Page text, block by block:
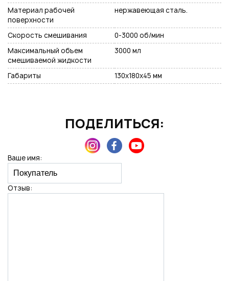
Материал рабочей
поверхности
нержавеющая сталь.
Скорость смешивания
0-3000 об/мин
Максимальный объем
смешиваемой жидкости
3000 мл
Габариты 130х180х45 мм
ПОДЕЛИТЬСЯ:
Ваше имя:
Отзыв:
Нажимая на кнопку "Отправить", вы даете согласие на обработку
персональных данных